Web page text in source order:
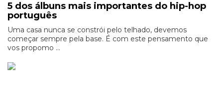
5 dos álbuns mais importantes do hip-hop
português
Uma casa nunca se constrói pelo telhado, devemos
começar sempre pela base. É com este pensamento que
vos propomo ...